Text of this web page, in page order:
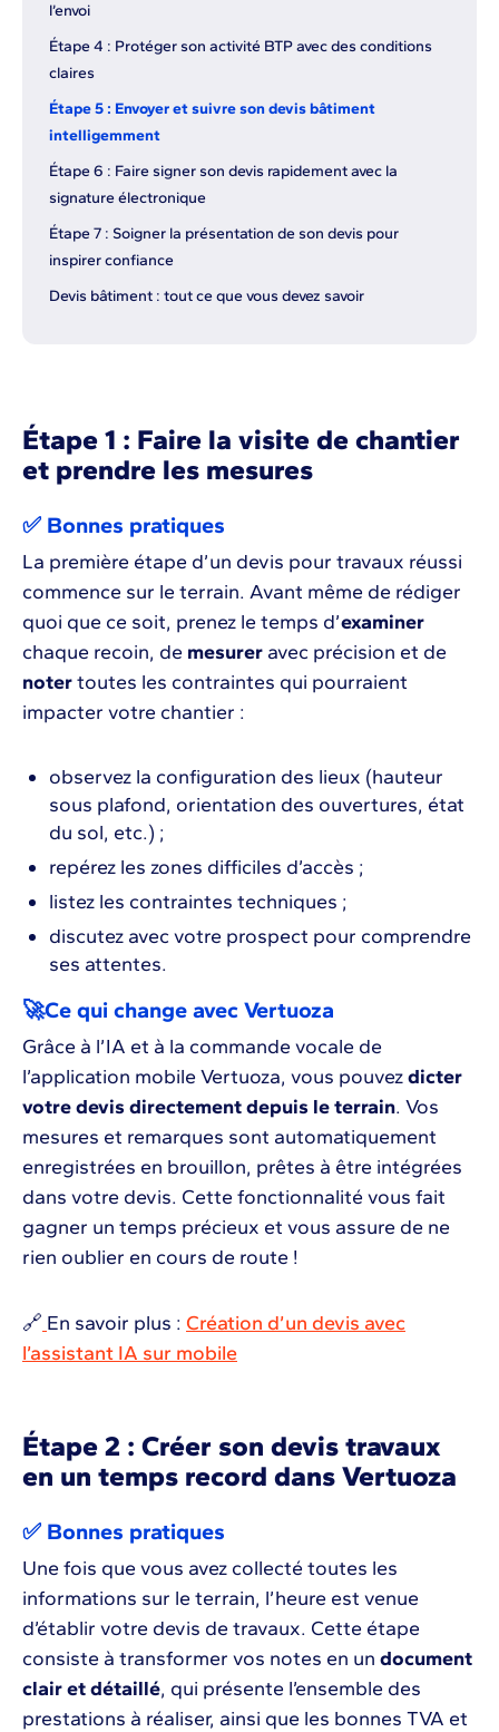
l’envoi
Étape 4 : Protéger son activité BTP avec des conditions
claires
Étape 5 : Envoyer et suivre son devis bâtiment
intelligemment
Étape 6 : Faire signer son devis rapidement avec la
signature électronique
Étape 7 : Soigner la présentation de son devis pour
inspirer confiance
Devis bâtiment : tout ce que vous devez savoir
Étape 1 : Faire la visite de chantier
et prendre les mesures
✅ Bonnes pratiques
La première étape d’un devis pour travaux réussi
commence sur le terrain. Avant même de rédiger
quoi que ce soit, prenez le temps d’examiner
chaque recoin, de mesurer avec précision et de
notertoutes les contraintes qui pourraient
impacter votre chantier :
observez la configuration des lieux (hauteur
sous plafond, orientation des ouvertures, état
du sol, etc.) ;
repérez les zones difficiles d’accès ;
listez les contraintes techniques ;
discutez avec votre prospect pour comprendre
ses attentes.
🚀Ce qui change avec Vertuoza
Grâce à l’IA et à la commande vocale de
l’application mobile Vertuoza, vous pouvezdicter
votre devis directement depuis le terrain. Vos
mesures et remarques sont automatiquement
enregistrées en brouillon, prêtes à être intégrées
dans votre devis. Cette fonctionnalité vous fait
gagner un temps précieux et vous assure de ne
rien oublier en cours de route !
🔗 En savoir plus : Création d’un devis avec
l’assistant IA sur mobile
Étape 2 : Créer son devis travaux
en un temps record dans Vertuoza
✅ Bonnes pratiques
Une fois que vous avez collecté toutes les
informations sur le terrain, l’heure est venue
d’établir votre devis de travaux. Cette étape
consiste à transformer vos notes en un document
clair et détaillé, qui présente l’ensemble des
prestations à réaliser, ainsi que les bonnes TVA et